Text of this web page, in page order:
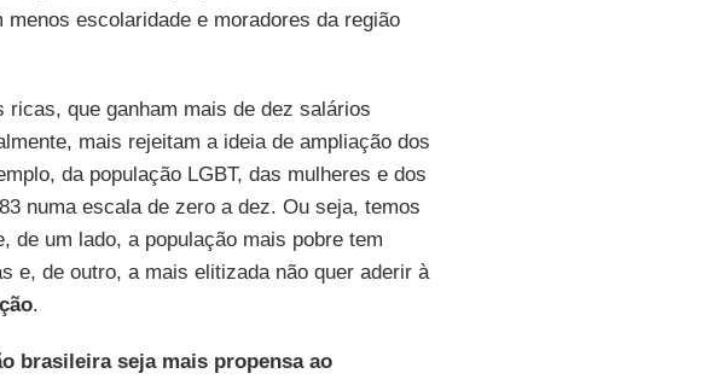
escolaridade e moradores da região
que ganham mais de dez salários
mais rejeitam a ideia de ampliação dos
da população LGBT, das mulheres e dos
numa escala de zero a dez. Ou seja, temos
de um lado, a população mais pobre tem
e, de outro, a mais elitizada não quer aderir à
.
brasileira seja mais propensa ao